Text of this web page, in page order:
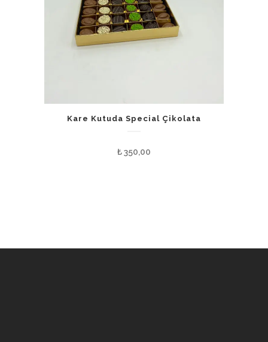
Kare Kutuda Special Çikolata
₺350,00